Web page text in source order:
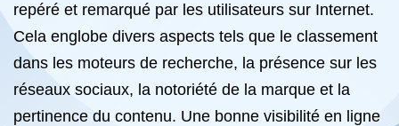
repéré et remarqué par les utilisateurs sur Internet.
Cela englobe divers aspects tels que le classement
dans les moteurs de recherche, la présence sur les
réseaux sociaux, la notoriété de la marque et la
pertinence du contenu. Une bonne visibilité en ligne